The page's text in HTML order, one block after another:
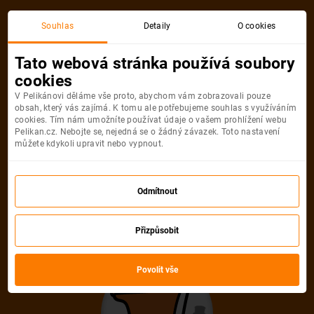
Detail pobytu
Ups! Tento pobyt
nelze najít
Pelikán se velmi snažil, ale uvedenou
nabídku neumí najít. Možná, že je
zastaralá nebo uvedená URL adresa není
správná.
Souhlas Detaily O cookies
Tato webová stránka používá soubory
cookies
V Pelikánovi děláme vše proto, abychom vám zobrazovali pouze
obsah, který vás zajímá. K tomu ale potřebujeme souhlas s využíváním
cookies. Tím nám umožníte používat údaje o vašem prohlížení webu
Pelikan.cz. Nebojte se, nejedná se o žádný závazek. Toto nastavení
můžete kdykoli upravit nebo vypnout.
Odmítnout
Přizpůsobit
Povolit vše